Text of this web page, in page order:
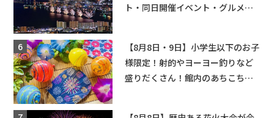
ト・同日開催イベント・グルメマ
【8月8日・9日】小学生以下のお子
様限定！射的やヨーヨー釣りなど
盛りだくさん！館内のあちこちに